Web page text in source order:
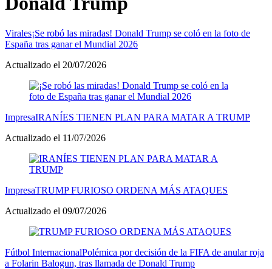
Virales¡Se robó las miradas! Donald Trump se coló en la foto de
España tras ganar el Mundial 2026
Actualizado el 20/07/2026
ImpresaIRANÍES TIENEN PLAN PARA MATAR A TRUMP
Actualizado el 11/07/2026
ImpresaTRUMP FURIOSO ORDENA MÁS ATAQUES
Actualizado el 09/07/2026
Fútbol InternacionalPolémica por decisión de la FIFA de anular roja
a Folarin Balogun, tras llamada de Donald Trump